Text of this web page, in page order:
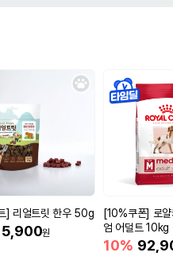
] 리얼트릿 한우 50g
5,900원
[10%쿠폰] 로
엄 어덜트 10kg
증진
10%